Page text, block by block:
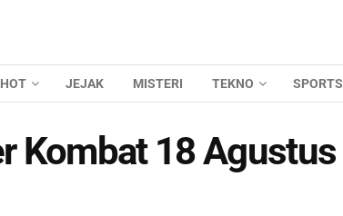
HOT JEJAK MISTERI TEKNO SPORTS
Kombat 18 Agustus